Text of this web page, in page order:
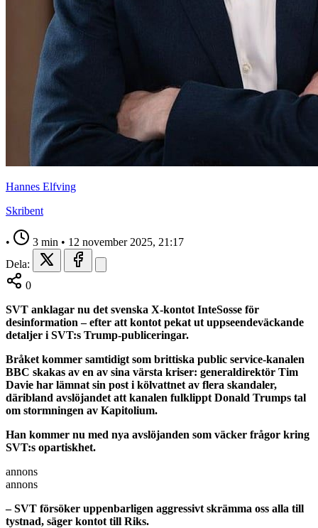
Hannes Elfving
Skribent
• 3 min • 12 november 2025, 21:17
Dela:
0
SVT anklagar nu det svenska X-kontot InteSosse för
desinformation – efter att kontot pekat ut uppseendeväckande
detaljer i SVT:s Trump-publiceringar.
Bråket kommer samtidigt som brittiska public service-kanalen
BBC skakas av en av sina värsta kriser: generaldirektör Tim
Davie har lämnat sin post i kölvattnet av flera skandaler,
däribland avslöjandet att kanalen fulklippt Donald Trumps tal
om stormningen av Kapitolium.
Han kommer nu med nya avslöjanden som väcker frågor kring
SVT:s opartiskhet.
annons
annons
– SVT försöker uppenbarligen aggressivt skrämma oss alla till
tystnad, säger kontot till Riks.